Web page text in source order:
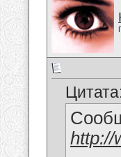
http://